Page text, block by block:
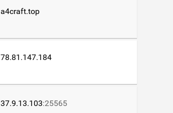
a4craft.top
78.81.147.184
37.9.13.103:25565